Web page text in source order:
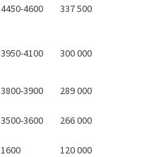
4450-4600
337 500
3950-4100 300 000
3800-3900
289 000
3500-3600 266 000
1600
120 000